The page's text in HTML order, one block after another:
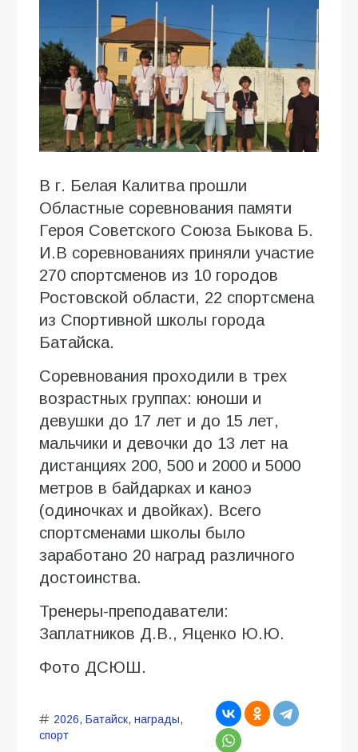
В г. Белая Калитва прошли
Областные соревнования памяти
Героя Советского Союза Быкова Б.
И.В соревнованиях приняли участие
270 спортсменов из 10 городов
Ростовской области, 22 спортсмена
из Спортивной школы города
Батайска.
Соревнования проходили в трех
возрастных группах: юноши и
девушки до 17 лет и до 15 лет,
мальчики и девочки до 13 лет на
дистанциях 200, 500 и 2000 и 5000
метров в байдарках и каноэ
(одиночках и двойках). Всего
спортсменами школы было
заработано 20 наград различного
достоинства.
Тренеры-преподаватели:
Заплатников Д.В., Яценко Ю.Ю.
Фото ДСЮШ.
2026, Батайск, награды,
спорт